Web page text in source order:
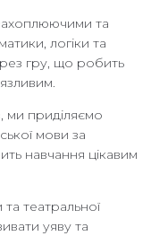
та
логіки та
гру, що робить
ми приділяємо
мови за
навчання цікавим
театральної
уяву та